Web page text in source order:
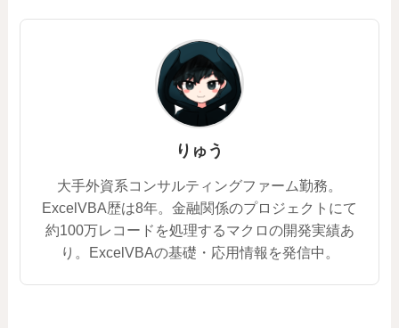
りゅう
大手外資系コンサルティングファーム勤務。
ExcelVBA歴は8年。金融関係のプロジェクトにて
約100万レコードを処理するマクロの開発実績あ
り。ExcelVBAの基礎・応用情報を発信中。